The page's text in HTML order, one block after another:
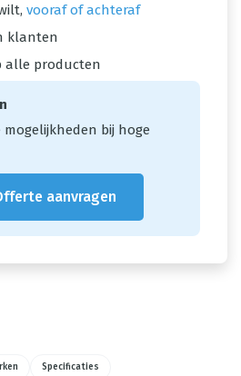
vooraf of achteraf
klanten
alle producten
bij hoge
aanvragen
Specificaties